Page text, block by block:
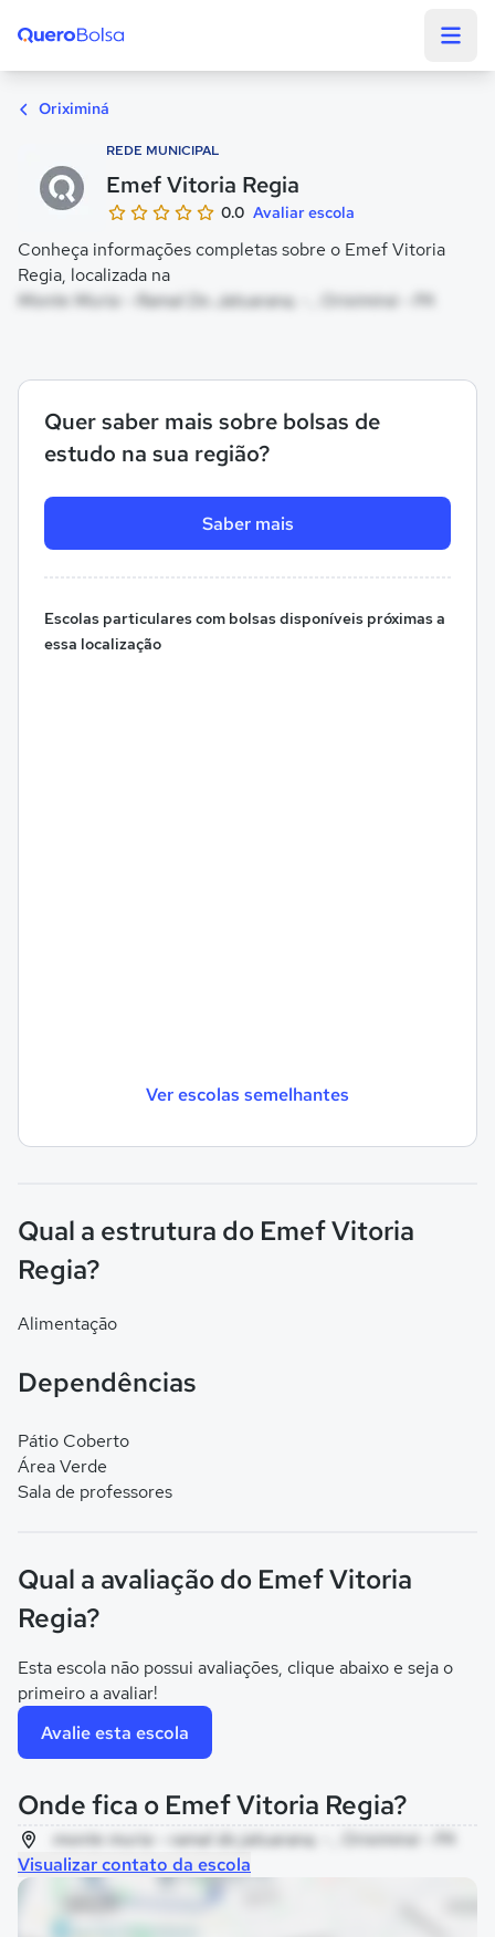
Oriximiná
REDE MUNICIPAL
Emef Vitoria Regia
0.0 Avaliar escola
Conheça informações completas sobre o Emef Vitoria
Regia, localizada na
Monte Muria - Ramal Do Jatuarana, - , Oriximiná - PA
Quer saber mais sobre bolsas de
estudo na sua região?
Saber mais
Escolas particulares com bolsas disponíveis próximas a
essa localização
Ver escolas semelhantes
Qual a estrutura do Emef Vitoria
Regia?
Alimentação
Dependências
Pátio Coberto
Área Verde
Sala de professores
Qual a avaliação do Emef Vitoria
Regia?
Esta escola não possui avaliações, clique abaixo e seja o
primeiro a avaliar!
Avalie esta escola
Onde fica o Emef Vitoria Regia?
monte muria - ramal do jatuarana, - , Oriximiná - PA
Visualizar contato da escola